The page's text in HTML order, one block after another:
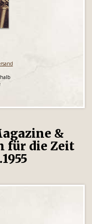
&
für die Zeit